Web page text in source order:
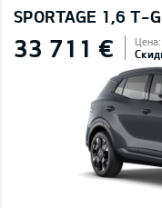
SPORTAGE 1,6 T-
33 711 €